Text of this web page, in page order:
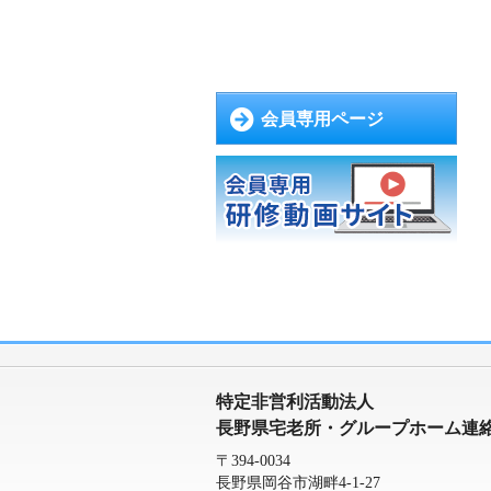
会員専用ページ
特定非営利活動法人
長野県宅老所・グループホーム連
〒394-0034
長野県岡谷市湖畔4-1-27